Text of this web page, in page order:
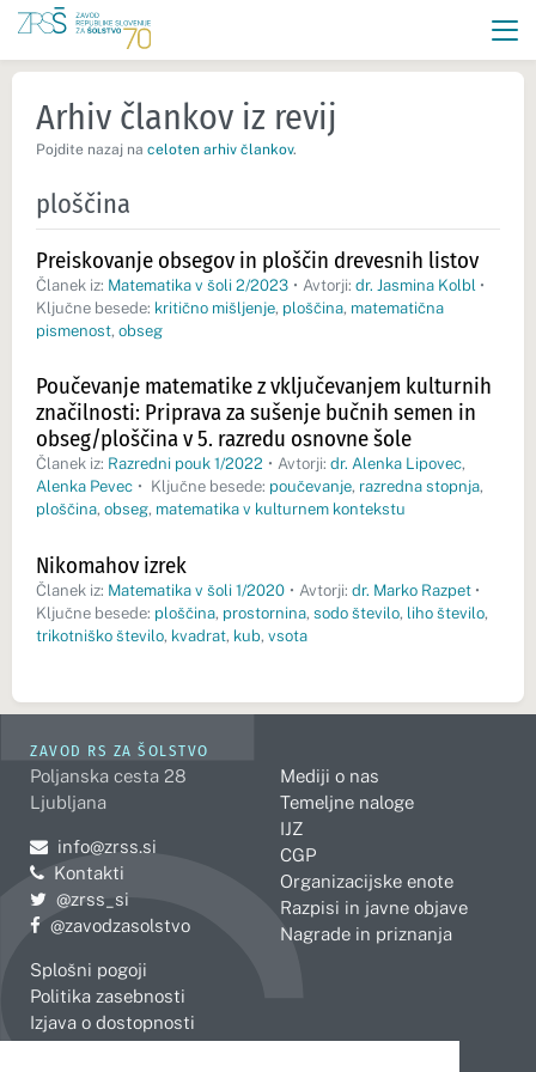
Arhiv člankov iz revij
Pojdite nazaj na celoten arhiv člankov.
ploščina
Preiskovanje obsegov in ploščin drevesnih listov
Članek iz: Matematika v šoli 2/2023 • Avtorji: dr. Jasmina Kolbl •
Ključne besede: kritično mišljenje, ploščina, matematična
pismenost, obseg
Poučevanje matematike z vključevanjem kulturnih
značilnosti: Priprava za sušenje bučnih semen in
obseg/ploščina v 5. razredu osnovne šole
Članek iz: Razredni pouk 1/2022 • Avtorji: dr. Alenka Lipovec,
Alenka Pevec • Ključne besede: poučevanje, razredna stopnja,
ploščina, obseg, matematika v kulturnem kontekstu
Nikomahov izrek
Članek iz: Matematika v šoli 1/2020 • Avtorji: dr. Marko Razpet •
Ključne besede: ploščina, prostornina, sodo število, liho število,
trikotniško število, kvadrat, kub, vsota
ZAVOD RS ZA ŠOLSTVO
Poljanska cesta 28
Ljubljana
Pošljite e-mail na
info@zrss.si
Kontakti
Pojdite na Twitter:
@zrss_si
Pojdite na Facebook:
@zavodzasolstvo
Splošni pogoji
Politika zasebnosti
Izjava o dostopnosti
Mediji o nas
Temeljne naloge
IJZ
CGP
Organizacijske enote
Razpisi in javne objave
Nagrade in priznanja